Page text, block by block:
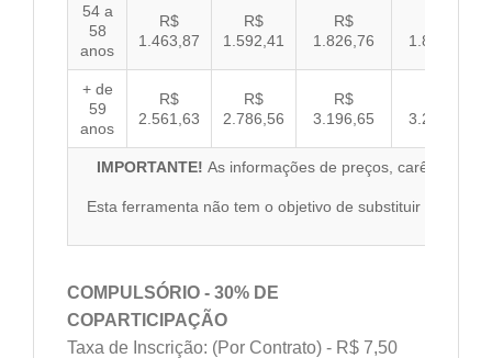
54 a
58
anos
R$
1.463,87
R$
1.592,41
R$
1.826,76
1.882,45
+ de
59
anos
R$
2.561,63
R$
2.786,56
R$
3.196,65
3.294,10
IMPORTANTE! As informações de preços, carências,
Esta ferramenta não tem o objetivo de substituir o
COMPULSÓRIO - 30% DE
COPARTICIPAÇÃO
Taxa de Inscrição: (Por Contrato) - R$ 7,50